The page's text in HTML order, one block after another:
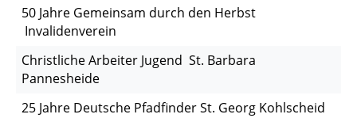
50 Jahre Gemeinsam durch den Herbst
Invalidenverein
Christliche Arbeiter Jugend St. Barbara
Pannesheide
25 Jahre Deutsche Pfadfinder St. Georg Kohlscheid